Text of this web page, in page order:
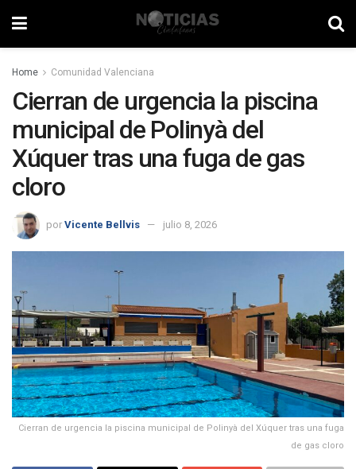
Home Comunidad Valenciana
Cierran de urgencia la piscina
municipal de Polinyà del
Xúquer tras una fuga de gas
cloro
por Vicente Bellvis julio 8, 2026
Cierran de urgencia la piscina municipal de Polinyà del Xúquer tras una fuga
de gas cloro